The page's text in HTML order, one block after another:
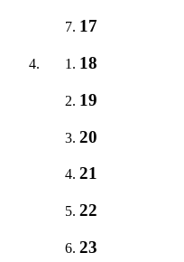
17
18
19
20
21
22
23